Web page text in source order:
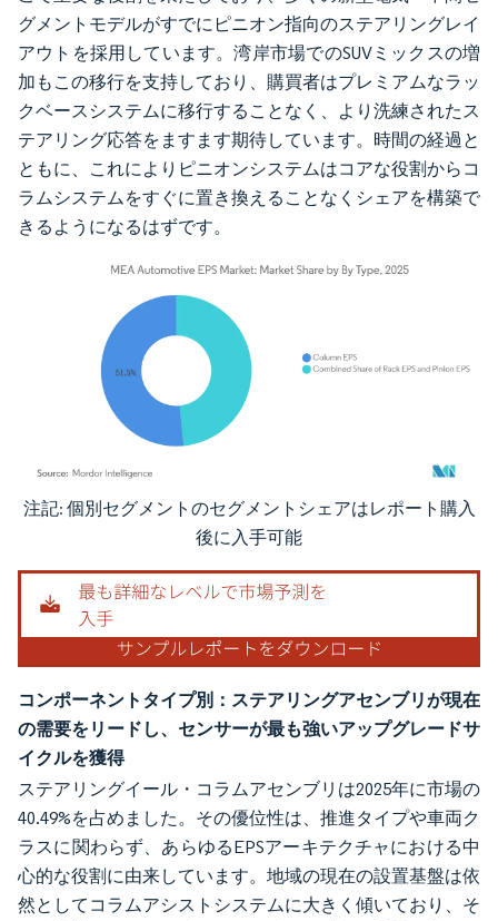
グメントモデルがすでにピニオン指向のステアリングレイ
アウトを採用しています。湾岸市場でのSUVミックスの増
加もこの移行を支持しており、購買者はプレミアムなラッ
クベースシステムに移行することなく、より洗練されたス
テアリング応答をますます期待しています。時間の経過と
ともに、これによりピニオンシステムはコアな役割からコ
ラムシステムをすぐに置き換えることなくシェアを構築で
きるようになるはずです。
画像 © Mordor Intelligence。再利用にはCC BY 4.0の表示が必要です。
注記: 個別セグメントのセグメントシェアはレポート購入
後に入手可能
コンポーネントタイプ別：ステアリングアセンブリが現在
の需要をリードし、センサーが最も強いアップグレードサ
イクルを獲得
ステアリングイール・コラムアセンブリは2025年に市場の
40.49%を占めました。その優位性は、推進タイプや車両ク
ラスに関わらず、あらゆるEPSアーキテクチャにおける中
心的な役割に由来しています。地域の現在の設置基盤は依
然としてコラムアシストシステムに大きく傾いており、そ